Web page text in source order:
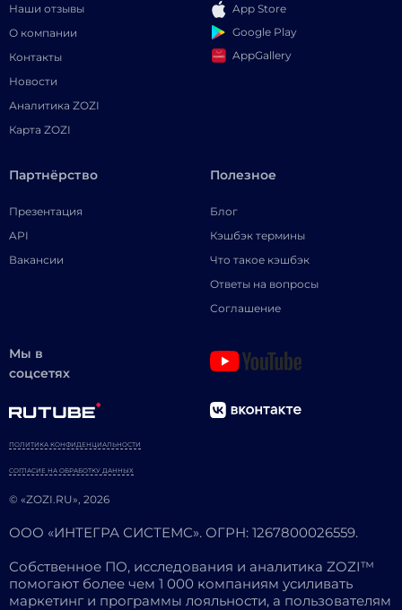
Наши отзывы
О компании
Контакты
Новости
Аналитика ZOZI
Карта ZOZI
App Store
Google Play
AppGallery
Партнёрство
Презентация
API
Вакансии
Полезное
Блог
Кэшбэк термины
Что такое кэшбэк
Ответы на вопросы
Соглашение
Мы в
соцсетях
© «ZOZI.RU», 2026
ПОЛИТИКА КОНФИДЕНЦИАЛЬНОСТИ
СОГЛАСИЕ НА ОБРАБОТКУ ДАННЫХ
ООО «ИНТЕГРА СИСТЕМС». ОГРН: 1267800026559.
Собственное ПО, исследования и аналитика ZOZI™
помогают более чем 1 000 компаниям усиливать
маркетинг и программы лояльности, а пользователям